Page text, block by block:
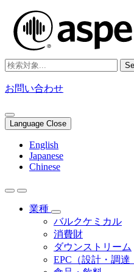
お問い合わせ
Language Close
English
Japanese
Chinese
業種
バルクケミカル
消費財
ダウンストリーム
EPC（設計・調達